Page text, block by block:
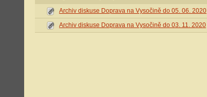
Archiv diskuse Doprava na Vysočině do 05. 06. 2020
Archiv diskuse Doprava na Vysočině do 03. 11. 2020